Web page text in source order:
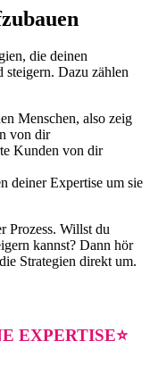
die deinen
steigern. Dazu zählen
Menschen, also zeig
von dir
Kunden von dir
deiner Expertise um sie
Prozess. Willst du
kannst? Dann hör
Strategien direkt um.
EXPERTISE⭐️